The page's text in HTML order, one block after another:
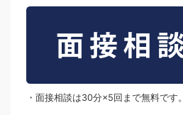
・面接相談は30分×5回まで無料です。